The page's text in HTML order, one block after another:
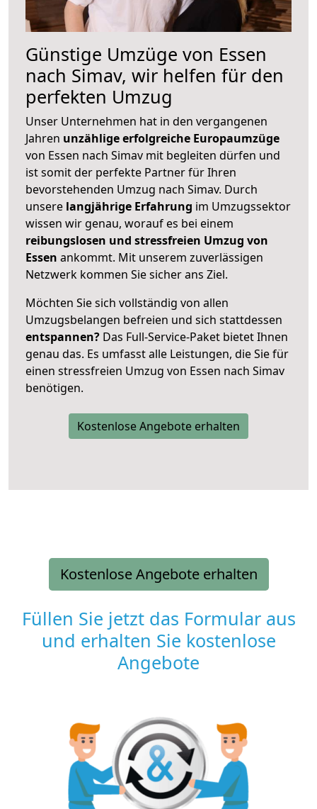
Günstige Umzüge von Essen
nach Simav, wir helfen für den
perfekten Umzug
Unser Unternehmen hat in den vergangenen
Jahren unzählige erfolgreiche Europaumzüge
von Essen nach Simav mit begleiten dürfen und
ist somit der perfekte Partner für Ihren
bevorstehenden Umzug nach Simav. Durch
unsere langjährige Erfahrung im Umzugssektor
wissen wir genau, worauf es bei einem
reibungslosen und stressfreien Umzug von
Essen ankommt. Mit unserem zuverlässigen
Netzwerk kommen Sie sicher ans Ziel.
Möchten Sie sich vollständig von allen
Umzugsbelangen befreien und sich stattdessen
entspannen? Das Full-Service-Paket bietet Ihnen
genau das. Es umfasst alle Leistungen, die Sie für
einen stressfreien Umzug von Essen nach Simav
benötigen.
Kostenlose Angebote erhalten
Kostenlose Angebote erhalten
Füllen Sie jetzt das Formular aus
und erhalten Sie kostenlose
Angebote